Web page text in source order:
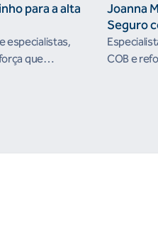
para a alta
especialistas,
que
Joanna
Seguro
COB e